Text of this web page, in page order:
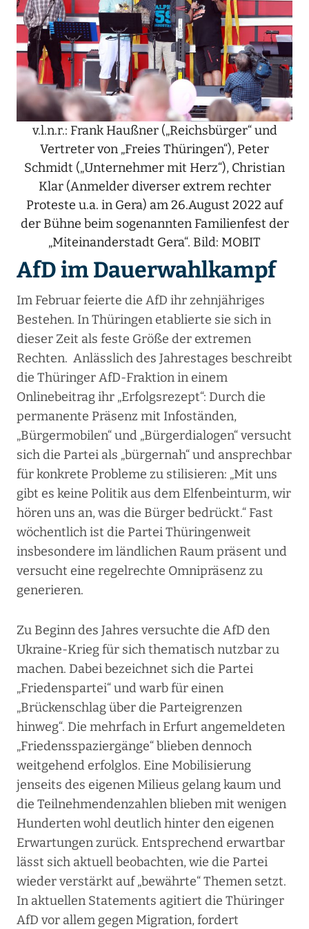
v.l.n.r.: Frank Haußner („Reichsbürger“ und
Vertreter von „Freies Thüringen“), Peter
Schmidt („Unternehmer mit Herz“), Christian
Klar (Anmelder diverser extrem rechter
Proteste u.a. in Gera) am 26.August 2022 auf
der Bühne beim sogenannten Familienfest der
„Miteinanderstadt Gera“. Bild: MOBIT
AfD im Dauerwahlkampf
Im Februar feierte die AfD ihr zehnjähriges
Bestehen. In Thüringen etablierte sie sich in
dieser Zeit als feste Größe der extremen
Rechten. Anlässlich des Jahrestages beschreibt
die Thüringer AfD-Fraktion in einem
Onlinebeitrag ihr „Erfolgsrezept“: Durch die
permanente Präsenz mit Infoständen,
„Bürgermobilen“ und „Bürgerdialogen“ versucht
sich die Partei als „bürgernah“ und ansprechbar
für konkrete Probleme zu stilisieren: „Mit uns
gibt es keine Politik aus dem Elfenbeinturm, wir
hören uns an, was die Bürger bedrückt.“ Fast
wöchentlich ist die Partei Thüringenweit
insbesondere im ländlichen Raum präsent und
versucht eine regelrechte Omnipräsenz zu
generieren.
Zu Beginn des Jahres versuchte die AfD den
Ukraine-Krieg für sich thematisch nutzbar zu
machen. Dabei bezeichnet sich die Partei
„Friedenspartei“ und warb für einen
„Brückenschlag über die Parteigrenzen
hinweg“. Die mehrfach in Erfurt angemeldeten
„Friedensspaziergänge“ blieben dennoch
weitgehend erfolglos. Eine Mobilisierung
jenseits des eigenen Milieus gelang kaum und
die Teilnehmendenzahlen blieben mit wenigen
Hunderten wohl deutlich hinter den eigenen
Erwartungen zurück. Entsprechend erwartbar
lässt sich aktuell beobachten, wie die Partei
wieder verstärkt auf „bewährte“ Themen setzt.
In aktuellen Statements agitiert die Thüringer
AfD vor allem gegen Migration, fordert